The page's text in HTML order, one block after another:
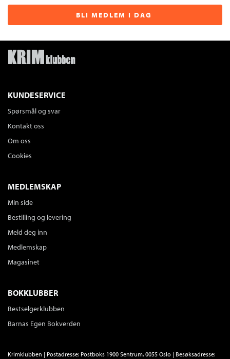
BLI MEDLEM I DAG
KUNDESERVICE
Spørsmål og svar
Kontakt oss
Om oss
Cookies
MEDLEMSKAP
Min side
Bestilling og levering
Meld deg inn
Medlemskap
Magasinet
BOKKLUBBER
Bestselgerklubben
Barnas Egen Bokverden
Krimklubben | Postadresse: Postboks 1900 Sentrum, 0055 Oslo | Besøksadresse: